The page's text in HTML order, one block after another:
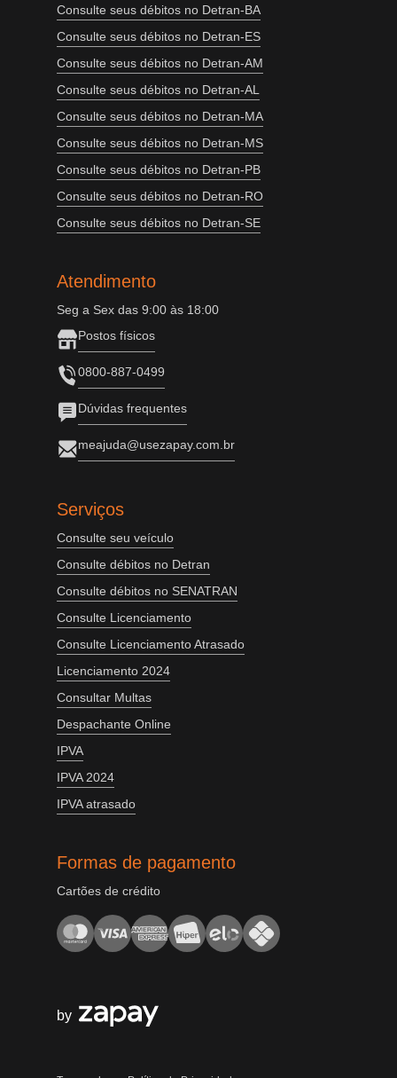
Consulte seus débitos no Detran-BA
Consulte seus débitos no Detran-ES
Consulte seus débitos no Detran-AM
Consulte seus débitos no Detran-AL
Consulte seus débitos no Detran-MA
Consulte seus débitos no Detran-MS
Consulte seus débitos no Detran-PB
Consulte seus débitos no Detran-RO
Consulte seus débitos no Detran-SE
Atendimento
Seg a Sex das 9:00 às 18:00
Postos físicos
0800-887-0499
Dúvidas frequentes
meajuda@usezapay.com.br
Serviços
Consulte seu veículo
Consulte débitos no Detran
Consulte débitos no SENATRAN
Consulte Licenciamento
Consulte Licenciamento Atrasado
Licenciamento 2024
Consultar Multas
Despachante Online
IPVA
IPVA 2024
IPVA atrasado
Formas de pagamento
Cartões de crédito
by